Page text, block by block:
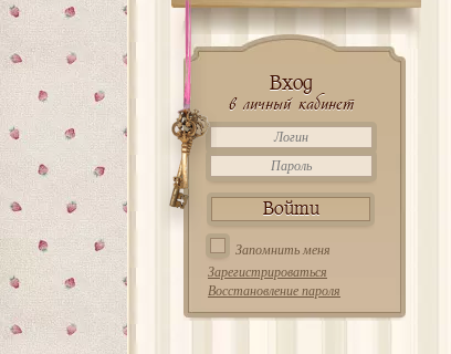
Вход
в личный кабинет
Запомнить меня
Зарегистрироваться
Восстановление пароля